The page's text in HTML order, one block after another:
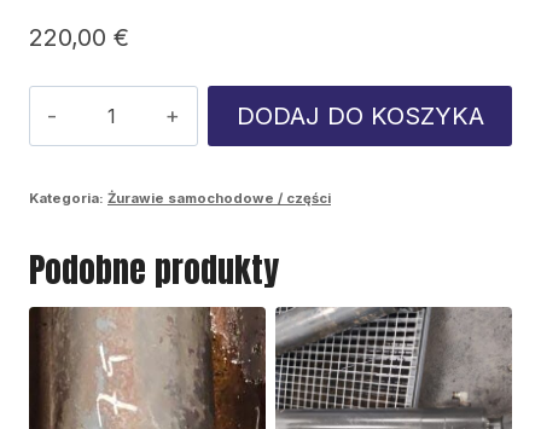
220,00 €
K-
żelazo
DODAJ DO KOSZYKA
Kategoria: Żurawie samochodowe / części
Podobne produkty